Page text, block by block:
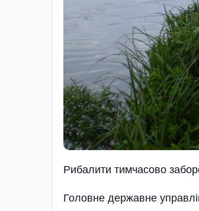
Рибалити тимчасово
Головне державне